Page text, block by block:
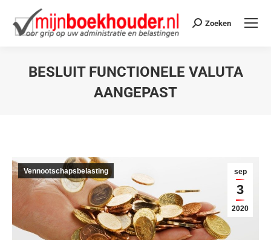
Zoeken
BESLUIT FUNCTIONELE VALUTA
AANGEPAST
sep
3
2020
Vennootschapsbelasting